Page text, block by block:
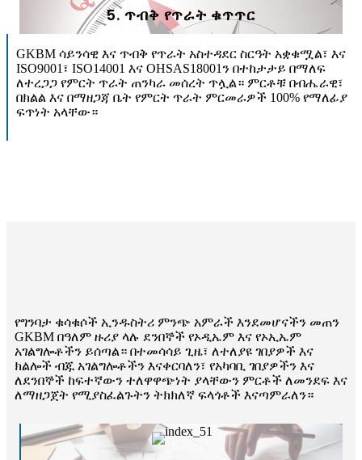
5. ጥብቅ የጥራት ቁጥጥር
GKBM ሳይንሳዊ እና ጥብቅ የጥራት አስተዳደር ስርዓት አቋቁሟል፣ እና
ISO9001፣ ISO14001 እና OHSAS18001ን በተከታታይ በማለፍ
ለተረጋጋ የምርት ጥራት ጠንካራ መሰረት ጥሏል። ምርቶቹ በብሔራዊ፣
በክልል እና በማዘጋጃ ቤት የምርት ጥራት ምርመራዎች 100% የማለፊያ
ፍጥነት አላቸው።
የግንባታ ቁሳቁሶች ኢንዱስትሪ ምንጭ አምራች እንደመሆናችን መጠን
GKBM በዓለም ዙሪያ ላሉ ደንበኞች የኦዲኤም እና የኦኢኤም
አገልግሎቶችን ይሰጣል። በተመሳሳይ ጊዜ፣ ለተለያዩ ገበያዎች እና
ክልሎች ብጁ አገልግሎቶችን እናቀርባለን፣ የአካባቢ ገበያዎችን እና
ለደንበኞች ከፍተኛውን ተለዋዋጭነት ያላቸውን ምርቶች ለመንደፍ እና
ለማዘጋጀት የሚያስፈልጉትን ትክክለኛ ፍላጎቶች እናጣምራለን።